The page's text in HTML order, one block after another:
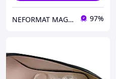
NEFORMAT MAGAZ 97%